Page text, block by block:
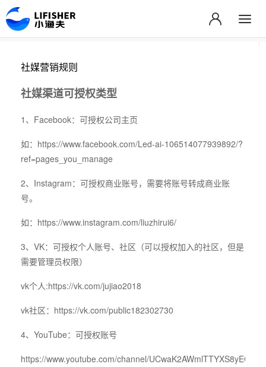
社媒营销规则
社媒渠道可授权类型
1、Facebook：可授权公司主页
如： https://www.facebook.com/Led-ai-106514077939892/?
ref=pages_you_manage
2、Instagram：可授权商业账号，需要将账号转成商业账
号。
如： https://www.instagram.com/liuzhirui6/
3、VK：可授权个人账号、社区（可以授权加入的社区，但是
需要管理员权限）
vk个人:https://vk.com/jujiao2018
vk社区： https://vk.com/public182302730
4、YouTube：可授权账号
https://www.youtube.com/channel/UCwaK2AWmlTTYXS8yEC-